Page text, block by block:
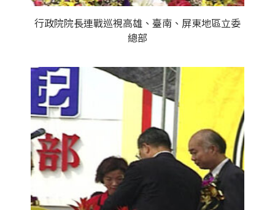
行政院院長連戰巡視高雄、臺南、屏東地區立委
總部